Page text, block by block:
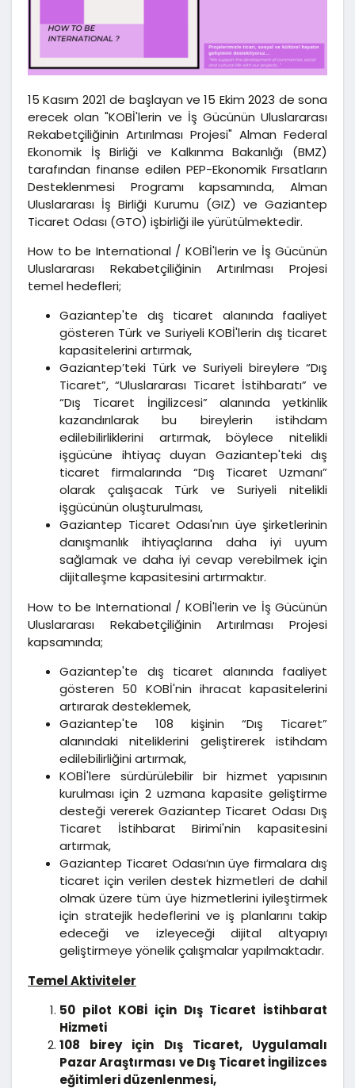
15 Kasım 2021 de başlayan ve 15 Ekim 2023 de sona
erecek olan "KOBİ'lerin ve İş Gücünün Uluslararası
Rekabetçiliğinin Artırılması Projesi" Alman Federal
Ekonomik İş Birliği ve Kalkınma Bakanlığı (BMZ)
tarafından finanse edilen PEP-Ekonomik Fırsatların
Desteklenmesi Programı kapsamında, Alman
Uluslararası İş Birliği Kurumu (GIZ) ve Gaziantep
Ticaret Odası (GTO) işbirliği ile yürütülmektedir.
How to be International / KOBİ'lerin ve İş Gücünün
Uluslararası Rekabetçiliğinin Artırılması Projesi
temel hedefleri;
Gaziantep'te dış ticaret alanında faaliyet
gösteren Türk ve Suriyeli KOBİ'lerin dış ticaret
kapasitelerini artırmak,
Gaziantep’teki Türk ve Suriyeli bireylere “Dış
Ticaret”, “Uluslararası Ticaret İstihbaratı” ve
“Dış Ticaret İngilizcesi” alanında yetkinlik
kazandırılarak bu bireylerin istihdam
edilebilirliklerini artırmak, böylece nitelikli
işgücüne ihtiyaç duyan Gaziantep'teki dış
ticaret firmalarında “Dış Ticaret Uzmanı”
olarak çalışacak Türk ve Suriyeli nitelikli
işgücünün oluşturulması,
Gaziantep Ticaret Odası'nın üye şirketlerinin
danışmanlık ihtiyaçlarına daha iyi uyum
sağlamak ve daha iyi cevap verebilmek için
dijitalleşme kapasitesini artırmaktır.
How to be International / KOBİ'lerin ve İş Gücünün
Uluslararası Rekabetçiliğinin Artırılması Projesi
kapsamında;
Gaziantep'te dış ticaret alanında faaliyet
gösteren 50 KOBİ'nin ihracat kapasitelerini
artırarak desteklemek,
Gaziantep'te 108 kişinin “Dış Ticaret”
alanındaki niteliklerini geliştirerek istihdam
edilebilirliğini artırmak,
KOBİ'lere sürdürülebilir bir hizmet yapısının
kurulması için 2 uzmana kapasite geliştirme
desteği vererek Gaziantep Ticaret Odası Dış
Ticaret İstihbarat Birimi'nin kapasitesini
artırmak,
Gaziantep Ticaret Odası’nın üye firmalara dış
ticaret için verilen destek hizmetleri de dahil
olmak üzere tüm üye hizmetlerini iyileştirmek
için stratejik hedeflerini ve iş planlarını takip
edeceği ve izleyeceği dijital altyapıyı
geliştirmeye yönelik çalışmalar yapılmaktadır.
Temel Aktiviteler
50 pilot KOBİ için Dış Ticaret İstihbarat
Hizmeti
108 birey için Dış Ticaret, Uygulamalı
Pazar Araştırması ve Dış Ticaret İngilizces
eğitimleri düzenlenmesi,